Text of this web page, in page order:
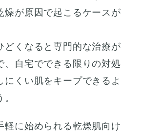
燥が原因で起こるケースが
どくなると専門的な治療が
、自宅でできる限りの対処
にくい肌をキープできるよ
軽に始められる乾燥肌向け